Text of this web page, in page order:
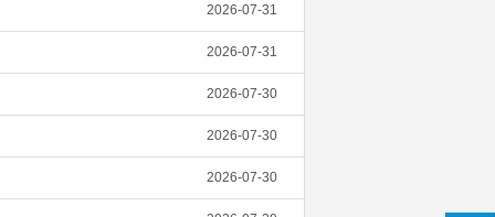
2026-07-31
2026-07-31
2026-07-30
2026-07-30
2026-07-30